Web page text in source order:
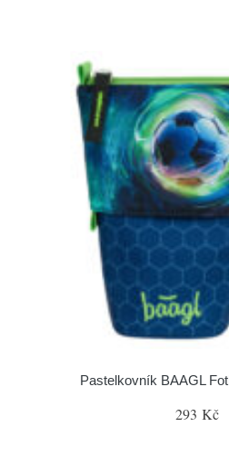
Pastelkovník BAAGL
293 Kč